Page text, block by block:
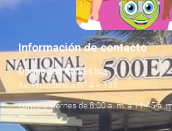
Información de contacto
Oficina San Andrés Isla
Av. Providencia N° 4 – 135
Lunes a viernes de 8:00 a. m. a 11:45 a.
m.